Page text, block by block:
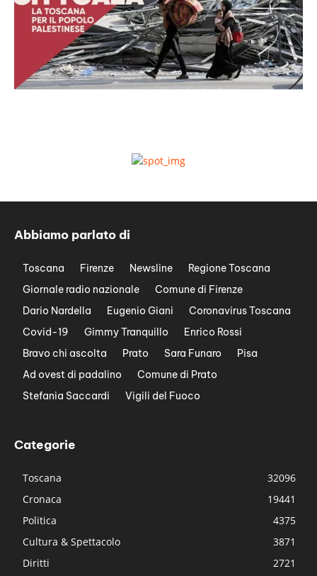
Abbiamo parlato di
Toscana Firenze Newsline
Regione Toscana
Giornale radio nazionale
Comune di Firenze
Dario Nardella
Eugenio Giani
Coronavirus Toscana
Covid-19
Gimmy Tranquillo
Enrico Rossi
Bravo chi ascolta
Prato Sara Funaro
Pisa
Ad ovest di padalino
Comune di Prato
Stefania Saccardi
Vigili del Fuoco
Categorie
Toscana
32096
Cronaca
19441
Politica
4375
Cultura & Spettacolo
3871
Diritti
2721